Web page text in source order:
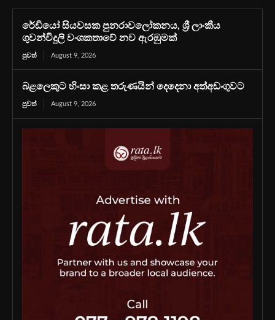
රේඩියෝ සියවසක පුනරාවලෝකනය, ශ්‍රී ලාංකීය
ගුවන්විදුලි වංශකතාවේ නව ඇරඹුමක්
පුවත් August 9, 2026
බළලෙකුට හිංසා කළ තරුණයින් දෙදෙනා අත්අඩංගුවට
පුවත් August 9, 2026